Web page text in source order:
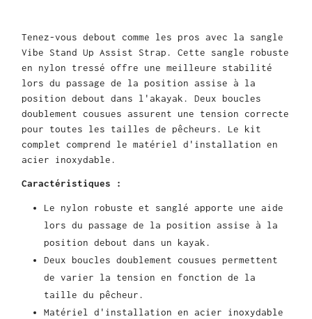
Tenez-vous debout comme les pros avec la sangle
Vibe Stand Up Assist Strap. Cette sangle robuste
en nylon tressé offre une meilleure stabilité
lors du passage de la position assise à la
position debout dans l'akayak. Deux boucles
doublement cousues assurent une tension correcte
pour toutes les tailles de pêcheurs. Le kit
complet comprend le matériel d'installation en
acier inoxydable.
Caractéristiques :
Le nylon robuste et sanglé apporte une aide
lors du passage de la position assise à la
position debout dans un kayak.
Deux boucles doublement cousues permettent
de varier la tension en fonction de la
taille du pêcheur.
Matériel d'installation en acier inoxydable